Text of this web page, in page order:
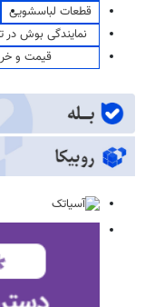
قطعات لباسشویی
نمایندگی بوش در
قیمت و